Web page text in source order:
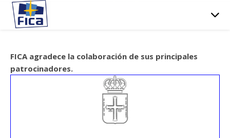
FICA agradece la colaboración de sus principales
patrocinadores.